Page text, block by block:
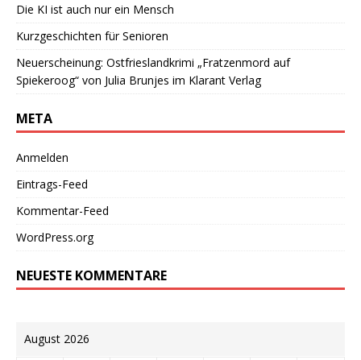
Die KI ist auch nur ein Mensch
Kurzgeschichten für Senioren
Neuerscheinung: Ostfrieslandkrimi „Fratzenmord auf
Spiekeroog“ von Julia Brunjes im Klarant Verlag
META
Anmelden
Eintrags-Feed
Kommentar-Feed
WordPress.org
NEUESTE KOMMENTARE
August 2026